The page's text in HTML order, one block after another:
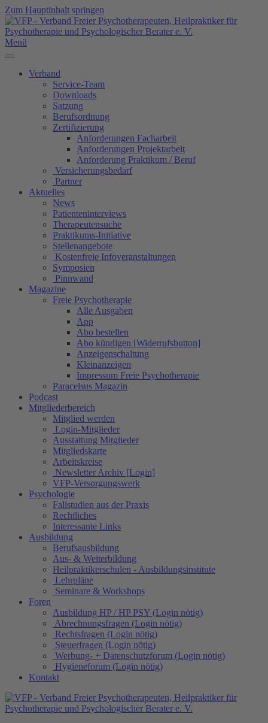
Zum Hauptinhalt springen
Menü
Verband
Service-Team
Downloads
Satzung
Berufsordnung
Zertifizierung
Anforderungen Facharbeit
Anforderungen Projektarbeit
Anforderung Praktikum / Beruf
Versicherungsbedarf
Partner
Aktuelles
News
Patienteninterviews
Therapeutensuche
Praktikums-Initiative
Stellenangebote
Kostenfreie Infoveranstaltungen
Symposien
Pinnwand
Magazine
Freie Psychotherapie
Alle Ausgaben
App
Abo bestellen
Abo kündigen [Widerrufsbutton]
Anzeigenschaltung
Kleinanzeigen
Impressum Freie Psychotherapie
Paracelsus Magazin
Podcast
Mitgliederbereich
Mitglied werden
Login-Mitglieder
Ausstattung Mitglieder
Mitgliedskarte
Arbeitskreise
Newsletter Archiv [Login]
VFP-Versorgungswerk
Psychologie
Fallstudien aus der Praxis
Rechtliches
Interessante Links
Ausbildung
Berufsausbildung
Aus- & Weiterbildung
Heilpraktikerschulen - Ausbildungsinstitute
Lehrpläne
Seminare & Workshops
Foren
Ausbildung HP / HP PSY (Login nötig)
Abrechnungsfragen (Login nötig)
Rechtsfragen (Login nötig)
Steuerfragen (Login nötig)
Werbung- + Datenschutzforum (Login nötig)
Hygieneforum (Login nötig)
Kontakt